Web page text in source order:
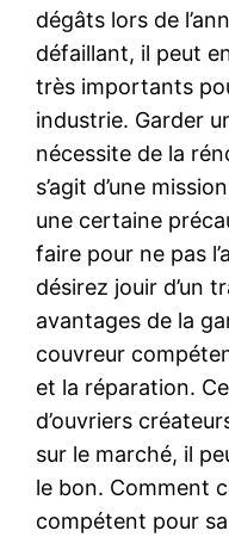
dégâts lors de
défaillant, il peut
très importants
industrie. Garder
nécessite de la
s’agit d’une
une certaine
faire pour ne pas
désirez jouir d’un
avantages de la
couvreur
et la réparation.
d’ouvriers
sur le marché, il
le bon. Comment
compétent pour